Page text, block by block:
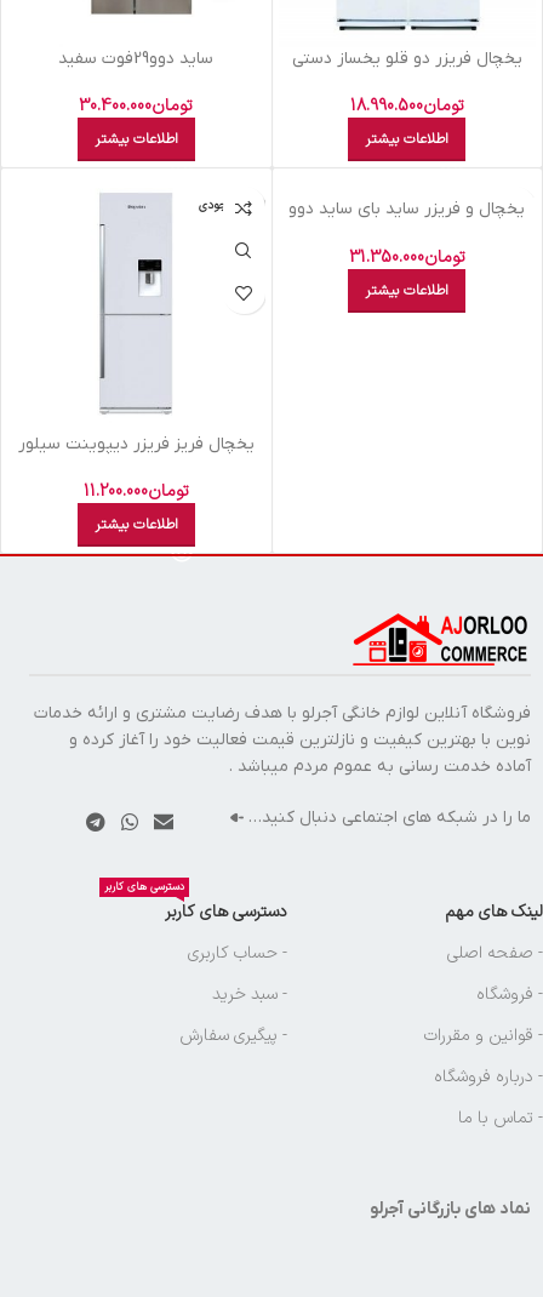
يخچال فريزر دو قلو يخساز دستي
تومان18.990.500
اطلاعات بیشتر
سايد دوو29فوت سفيد
تومان30.400.000
اطلاعات بیشتر
اتمام موجودی
یخچال و فریزر ساید بای ساید دوو
تومان31.350.000
اطلاعات بیشتر
اتمام موجودی
يخچال فريز فريزر ديپوينت سيلور
تومان11.200.000
اطلاعات بیشتر
فروشگاه آنلاین لوازم خانگی آجرلو با هدف رضایت مشتری و ارائه خدمات
نوین با بهترین کیفیت و نازلترین قیمت فعالیت خود را آغاز کرده و
آماده خدمت رسانی به عموم مردم میباشد .
ما را در شبکه های اجتماعی دنبال کنید…
لینک های مهم
- صفحه اصلی
- فروشگاه
- قوانین و مقررات
- درباره فروشگاه
- تماس با ما
دسترسی های کاربر
دسترسی های کاربر
- حساب کاربری
- سبد خرید
- پیگیری سفارش
نماد های بازرگانی آجرلو